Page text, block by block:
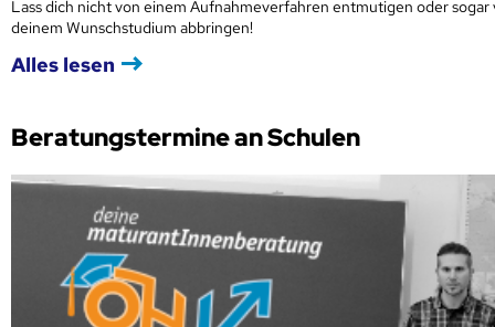
Lass dich nicht von einem Aufnahmeverfahren entmutigen oder sogar
deinem Wunschstudium abbringen!
Alles lesen
Beratungstermine an Schulen